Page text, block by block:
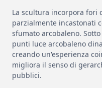
La scultura incorpora fori
parzialmente incastonati
sfumato arcobaleno.
punti luce arcobaleno
creando un'esperienza
migliora il senso di
pubblici.